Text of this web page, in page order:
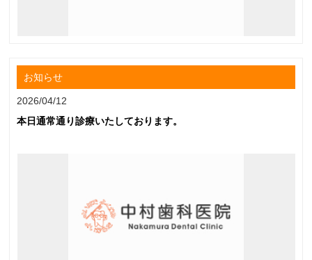
お知らせ
2026/04/12
本日通常通り診療いたしております。